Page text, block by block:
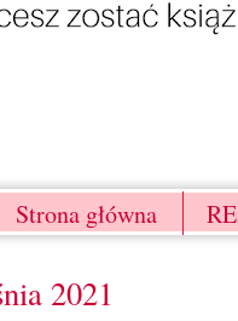
Strona główna
2021